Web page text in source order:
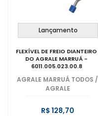
Lançamento
FLEXÍVEL DE FREIO DIANTEIRO
DO AGRALE MARRUÁ -
6011.005.023.00.8
AGRALE MARRUÁ TODOS /
AGRALE
R$ 128,70